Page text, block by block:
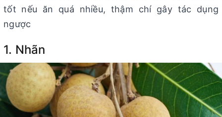
tốt nếu ăn quá nhiều, thậm chí gây tác dụng
ngược
1. Nhãn